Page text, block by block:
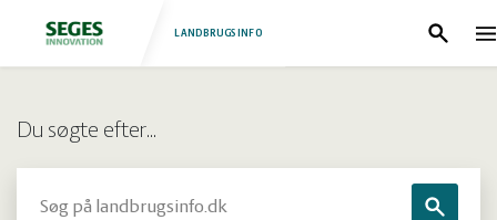
ind
Forside
Grise
LANDBRUGSINFO Søg
Du søgte efter…
Søg